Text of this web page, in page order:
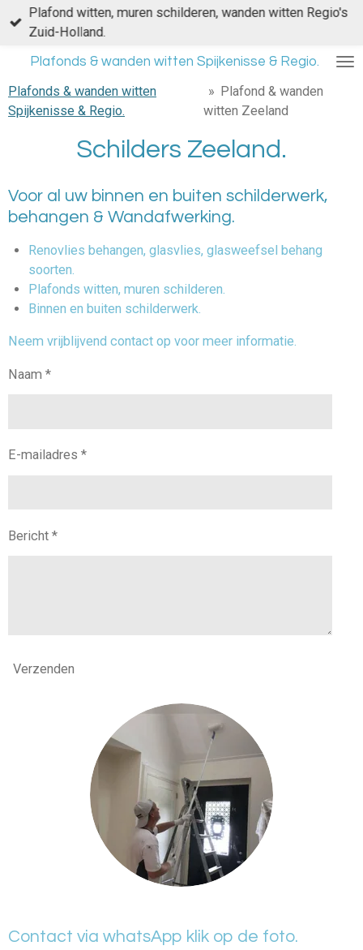
Ga
direct
naar
hoofdinhoud
Plafonds & wanden witten Spijkenisse & Regio.
Plafond witten, muren schilderen, wanden witten Regio's
Zuid-Holland.
Plafonds & wanden witten
Spijkenisse & Regio.
» Plafond & wanden
witten Zeeland
Schilders Zeeland.
Voor al uw binnen en buiten schilderwerk,
behangen & Wandafwerking.
Renovlies behangen, glasvlies, glasweefsel behang
soorten.
Plafonds witten, muren schilderen.
Binnen en buiten schilderwerk.
Neem vrijblijvend contact op voor meer informatie.
Naam *
E-mailadres *
Bericht *
Verzenden
Contact via whatsApp klik op de foto.